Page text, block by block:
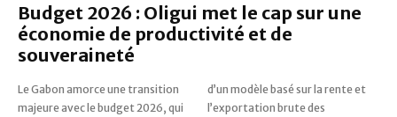
Budget 2026 : Oligui met le cap sur une
économie de productivité et de
souveraineté
Le Gabon amorce une transition
majeure avec le budget 2026, qui
d’un modèle basé sur la rente et
l’exportation brute des